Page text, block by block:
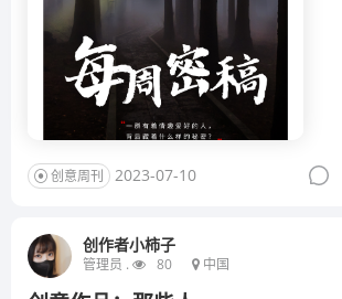
创意周刊 2023-07-10
创作者小柿子
管理员 . 80 中国